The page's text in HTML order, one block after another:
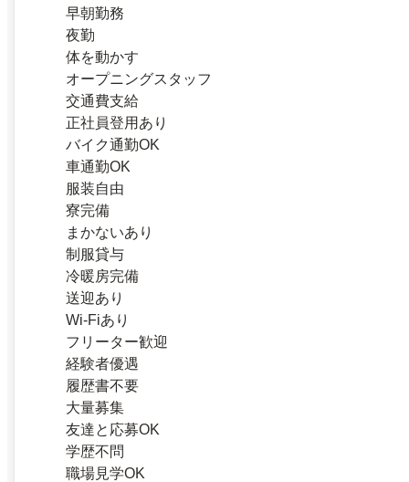
早朝勤務
夜勤
体を動かす
オープニングスタッフ
交通費支給
正社員登用あり
バイク通勤OK
車通勤OK
服装自由
寮完備
まかないあり
制服貸与
冷暖房完備
送迎あり
Wi-Fiあり
フリーター歓迎
経験者優遇
履歴書不要
大量募集
友達と応募OK
学歴不問
職場見学OK